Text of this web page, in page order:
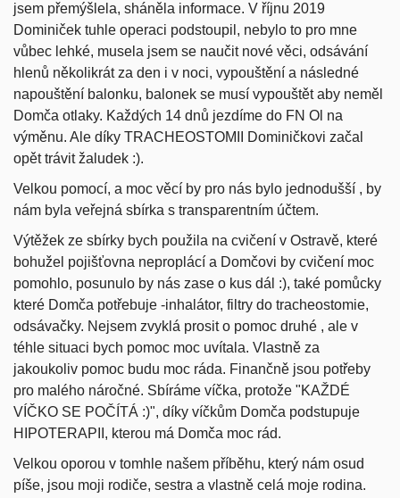
jsem přemýšlela, sháněla informace. V říjnu 2019
Dominiček tuhle operaci podstoupil, nebylo to pro mne
vůbec lehké, musela jsem se naučit nové věci, odsávání
hlenů několikrát za den i v noci, vypouštění a následné
napouštění balonku, balonek se musí vypouštět aby neměl
Domča otlaky. Každých 14 dnů jezdíme do FN Ol na
výměnu. Ale díky TRACHEOSTOMII Dominičkovi začal
opět trávit žaludek :).
Velkou pomocí, a moc věcí by pro nás bylo jednodušší , by
nám byla veřejná sbírka s transparentním účtem.
Výtěžek ze sbírky bych použila na cvičení v Ostravě, které
bohužel pojišťovna neproplácí a Domčovi by cvičení moc
pomohlo, posunulo by nás zase o kus dál :), také pomůcky
které Domča potřebuje -inhalátor, filtry do tracheostomie,
odsávačky. Nejsem zvyklá prosit o pomoc druhé , ale v
téhle situaci bych pomoc moc uvítala. Vlastně za
jakoukoliv pomoc budu moc ráda. Finančně jsou potřeby
pro malého náročné. Sbíráme víčka, protože "KAŽDÉ
VÍČKO SE POČÍTÁ :)", díky víčkům Domča podstupuje
HIPOTERAPII, kterou má Domča moc rád.
Velkou oporou v tomhle našem příběhu, který nám osud
píše, jsou moji rodiče, sestra a vlastně celá moje rodina.